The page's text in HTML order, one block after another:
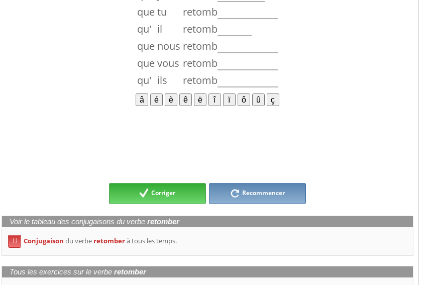
quetu
retomb
qu' il
retomb
que nous retomb
quevous retomb
qu' ils retomb
Corriger Recommencer
Voir le tableau des conjugaisons du verberetomber
 Conjugaison du verbe retomberà tous les temps.
Tous les exercices sur le verberetomber